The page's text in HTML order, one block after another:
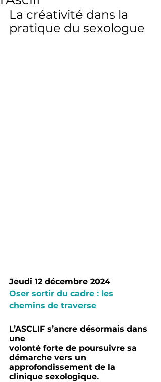
La créativité dans la
pratique du sexologue
Jeudi 12 décembre 2024
Oser sortir du cadre : les
chemins de traverse
L’ASCLIF s’ancre désormais dans
une
volonté forte de poursuivre sa
démarche vers un
approfondissement de la
clinique sexologique.